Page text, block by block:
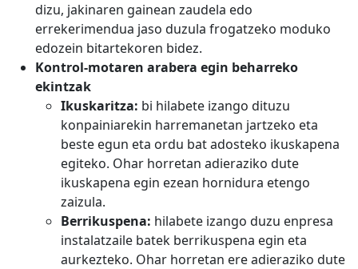
dizu, jakinaren gainean zaudela edo
errekerimendua jaso duzula frogatzeko moduko
edozein bitartekoren bidez.
Kontrol-motaren arabera egin beharreko
ekintzak
Ikuskaritza: bi hilabete izango dituzu
konpainiarekin harremanetan jartzeko eta
beste egun eta ordu bat adosteko ikuskapena
egiteko. Ohar horretan adieraziko dute
ikuskapena egin ezean hornidura etengo
zaizula.
Berrikuspena: hilabete izango duzu enpresa
instalatzaile batek berrikuspena egin eta
aurkezteko. Ohar horretan ere adieraziko dute